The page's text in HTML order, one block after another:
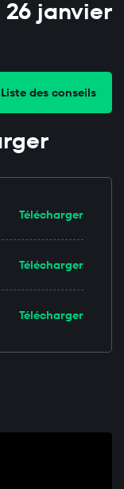
janvier
Liste des conseils
Télécharger
Télécharger
Télécharger